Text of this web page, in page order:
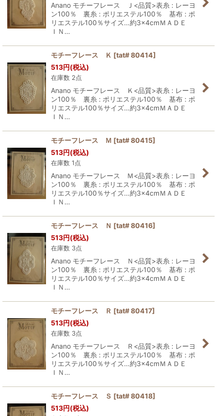
Anano モチーフレース Ｊ<品質>表糸 : レーヨ
ン100％ 裏糸 : ポリエステル100％ 基布 : ポ
リエステル100％サイズ…約3×4cmＭＡＤＥ
ＩＮ…
モチーフレース Ｋ [tat# 80414]
513円(税込)
在庫数 2点
Anano モチーフレース Ｋ<品質>表糸 : レーヨ
ン100％ 裏糸 : ポリエステル100％ 基布 : ポ
リエステル100％サイズ…約3×4cmＭＡＤＥ
ＩＮ…
モチーフレース Ｍ [tat# 80415]
513円(税込)
在庫数 1点
Anano モチーフレース Ｍ<品質>表糸 : レーヨ
ン100％ 裏糸 : ポリエステル100％ 基布 : ポ
リエステル100％サイズ…約3×4cmＭＡＤＥ
ＩＮ…
モチーフレース Ｎ [tat# 80416]
513円(税込)
在庫数 3点
Anano モチーフレース Ｎ<品質>表糸 : レーヨ
ン100％ 裏糸 : ポリエステル100％ 基布 : ポ
リエステル100％サイズ…約3×4cmＭＡＤＥ
ＩＮ…
モチーフレース Ｒ [tat# 80417]
513円(税込)
在庫数 3点
Anano モチーフレース Ｒ<品質>表糸 : レーヨ
ン100％ 裏糸 : ポリエステル100％ 基布 : ポ
リエステル100％サイズ…約3×4cmＭＡＤＥ
ＩＮ…
モチーフレース Ｓ [tat# 80418]
513円(税込)